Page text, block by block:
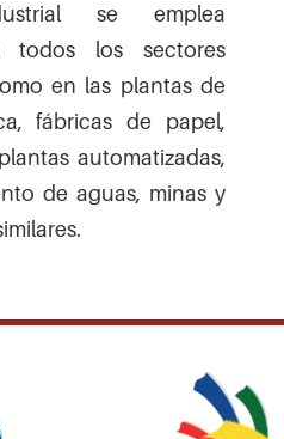
se emplea
todos los sectores
en las plantas de
fábricas de papel,
automatizadas,
de aguas, minas y